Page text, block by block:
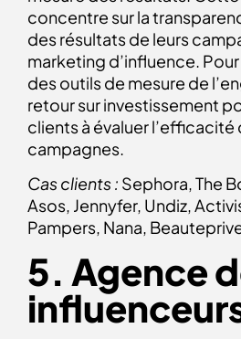
concentre sur la
des résultats de leurs
marketing d’influence.
des outils de mesure de
retour sur investissement
clients à évaluer l’efficacité
campagnes.
Cas clients : Sephora, The
Asos, Jennyfer, Undiz,
Pampers, Nana,
5. Agence